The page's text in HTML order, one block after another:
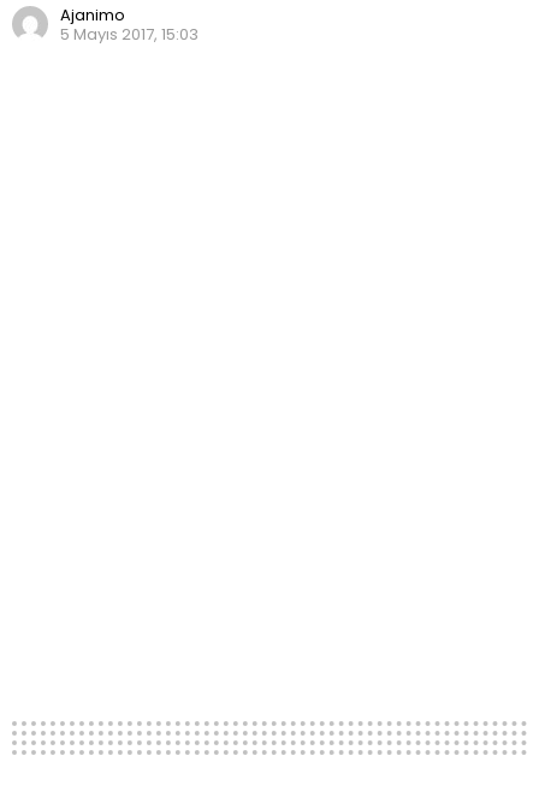
Ajanimo
5 Mayıs 2017, 15:03